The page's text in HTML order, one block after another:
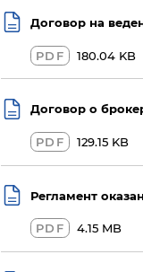
Договор на
PDF 180.04 KB
Договор о
PDF 129.15 KB
Регламент
PDF 4.15 MB